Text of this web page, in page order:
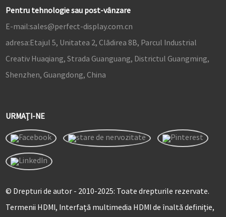
Pentru tehnologie sau post-vânzare
E-mail:sales@perfect-display.com.cn
adresa:Etajul 5, Unitatea 2, Clădirea 8B, Parcul Industrial
Creativ Huaqiang, Strada Guanguang, Districtul Guangming,
Shenzhen, Guangdong, China
URMAȚI-NE
© Drepturi de autor - 2010-2025: Toate drepturile rezervate.
Termenii HDMI, Interfață multimedia HDMI de înaltă definiție,